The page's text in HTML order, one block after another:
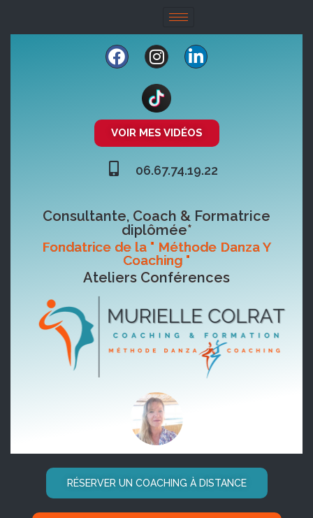
Consultante, Coach & Formatrice
diplômée*
Fondatrice de la " Méthode Danza Y
Coaching "
Ateliers Conférences
VOIR MES VIDÉOS
06.67.74.19.22
RÉSERVER UN COACHING À DISTANCE